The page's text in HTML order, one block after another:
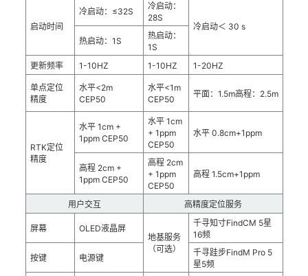
启动时间
冷启动：≤32S
冷启动：
28S
冷启动＜ 30 s
热启动：1S
热启动：
1S
更新频率
1-10HZ 1-10HZ 1-20HZ
单点定位
精度
水平<2m
CEP50
水平<1m
CEP50
平面：1.5m高程：2.5m
RTK定位
精度
水平 1cm +
1ppm CEP50
水平 1cm
+ 1ppm
CEP50
水平 0.8cm+1ppm
高程 2cm +
1ppm CEP50
高程 2cm
+ 1ppm
CEP50
高程 1.5cm+1ppm
用户交互 高精度定位服务
屏幕
OLED液晶屏
地基服务
（可选）
千寻知寸FindCM 5星
16频
按键 电源键
千寻跬步FindM Pro 5
星5频